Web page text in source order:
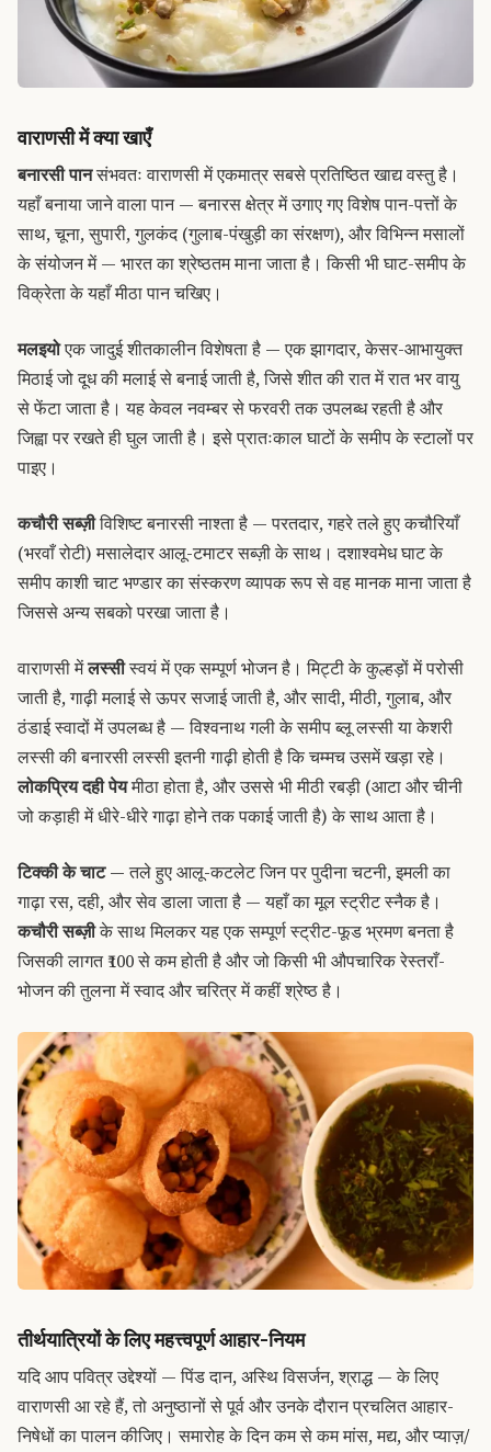
वाराणसी में क्या खाएँ
बनारसी पानसंभवतः वाराणसी में एकमात्र सबसे प्रतिष्ठित खाद्य वस्तु है।
यहाँ बनाया जाने वाला पान — बनारस क्षेत्र में उगाए गए विशेष पान-पत्तों के
साथ, चूना, सुपारी, गुलकंद (गुलाब-पंखुड़ी का संरक्षण), और विभिन्न मसालों
के संयोजन में — भारत का श्रेष्ठतम माना जाता है। किसी भी घाट-समीप के
विक्रेता के यहाँ मीठा पान चखिए।
मलइयोएक जादुई शीतकालीन विशेषता है — एक झागदार, केसर-आभायुक्त
मिठाई जो दूध की मलाई से बनाई जाती है, जिसे शीत की रात में रात भर वायु
से फेंटा जाता है। यह केवल नवम्बर से फरवरी तक उपलब्ध रहती है और
जिह्वा पर रखते ही घुल जाती है। इसे प्रातःकाल घाटों के समीप के स्टालों पर
पाइए।
कचौरी सब्ज़ीविशिष्ट बनारसी नाश्ता है — परतदार, गहरे तले हुए कचौरियाँ
(भरवाँ रोटी) मसालेदार आलू-टमाटर सब्ज़ी के साथ। दशाश्वमेध घाट के
समीप काशी चाट भण्डार का संस्करण व्यापक रूप से वह मानक माना जाता है
जिससे अन्य सबको परखा जाता है।
वाराणसी मेंलस्सीस्वयं में एक सम्पूर्ण भोजन है। मिट्टी के कुल्हड़ों में परोसी
जाती है, गाढ़ी मलाई से ऊपर सजाई जाती है, और सादी, मीठी, गुलाब, और
ठंडाई स्वादों में उपलब्ध है — विश्वनाथ गली के समीप ब्लू लस्सी या केशरी
लस्सी की बनारसी लस्सी इतनी गाढ़ी होती है कि चम्मच उसमें खड़ा रहे।
लोकप्रिय दही पेयमीठा होता है, और उससे भी मीठी रबड़ी (आटा और चीनी
जो कड़ाही में धीरे-धीरे गाढ़ा होने तक पकाई जाती है) के साथ आता है।
टिक्की के चाट— तले हुए आलू-कटलेट जिन पर पुदीना चटनी, इमली का
गाढ़ा रस, दही, और सेव डाला जाता है — यहाँ का मूल स्ट्रीट स्नैक है।
कचौरी सब्ज़ीके साथ मिलकर यह एक सम्पूर्ण स्ट्रीट-फूड भ्रमण बनता है
जिसकी लागत ₹100 से कम होती है और जो किसी भी औपचारिक रेस्तराँ-
भोजन की तुलना में स्वाद और चरित्र में कहीं श्रेष्ठ है।
तीर्थयात्रियों के लिए महत्त्वपूर्ण आहार-नियम
यदि आप पवित्र उद्देश्यों — पिंड दान, अस्थि विसर्जन, श्राद्ध — के लिए
वाराणसी आ रहे हैं, तो अनुष्ठानों से पूर्व और उनके दौरान प्रचलित आहार-
निषेधों का पालन कीजिए। समारोह के दिन कम से कम मांस, मद्य, और प्याज़/